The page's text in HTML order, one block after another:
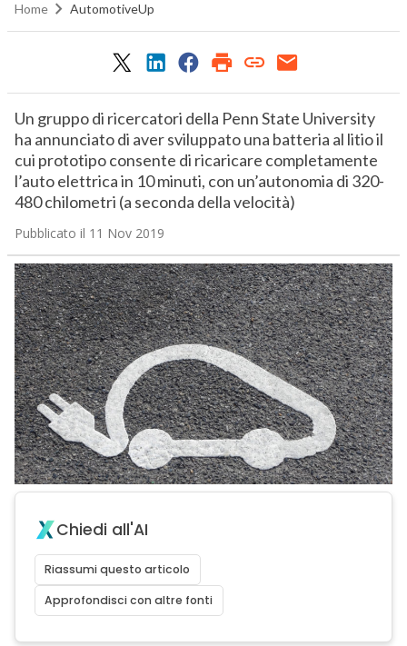
Home AutomotiveUp
Un gruppo di ricercatori della Penn State University
ha annunciato di aver sviluppato una batteria al litio il
cui prototipo consente di ricaricare completamente
l’auto elettrica in 10 minuti, con un’autonomia di 320-
480 chilometri (a seconda della velocità)
Pubblicato il 11 Nov 2019
Chiedi all'AI
Riassumi questo articolo
Approfondisci con altre fonti